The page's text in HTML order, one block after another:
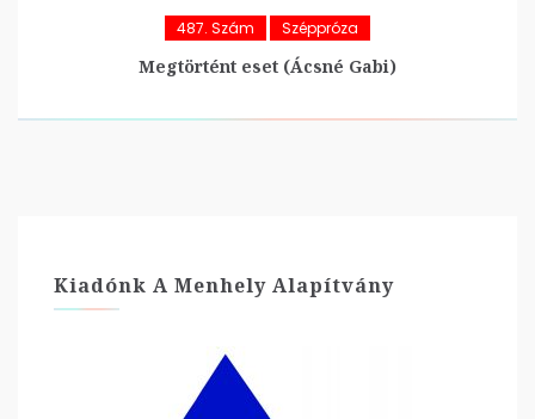
487. Szám Széppróza
Megtörtént eset (Ácsné Gabi)
Kiadónk A Menhely Alapítvány